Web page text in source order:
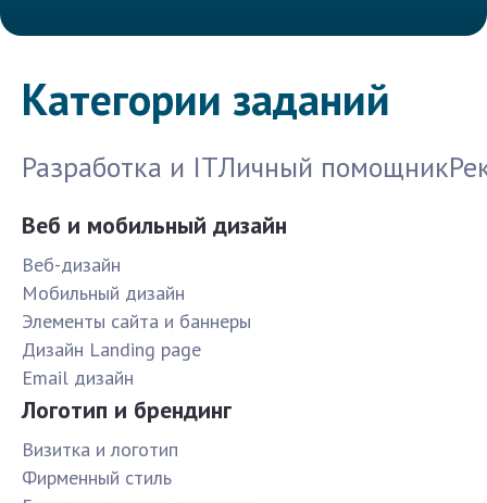
Категории заданий
Разработка и ITЛичный помощник
Веб и мобильный дизайн
Веб-дизайн
Мобильный дизайн
Элементы сайта и баннеры
Дизайн Landing page
Email дизайн
Логотип и брендинг
Визитка и логотип
Фирменный стиль